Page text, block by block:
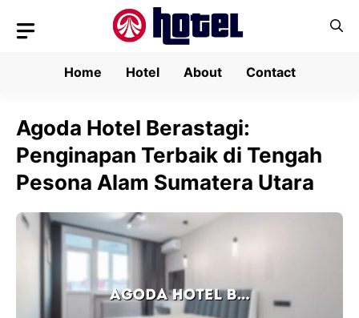
Home
Hotel About Contact
Agoda Hotel Berastagi:
Penginapan Terbaik di Tengah
Pesona Alam Sumatera Utara